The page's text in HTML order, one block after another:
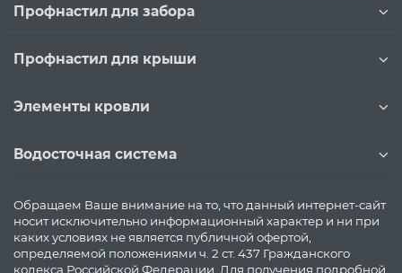
Профнастил для забора
Профнастил для крыши
Элементы кровли
Водосточная система
Обращаем Ваше внимание на то, что данный интернет-сайт
носит исключительно информационный характер и ни при
каких условиях не является публичной офертой,
определяемой положениями ч. 2 ст. 437 Гражданского
кодекса Российской Федерации. Для получения подробной